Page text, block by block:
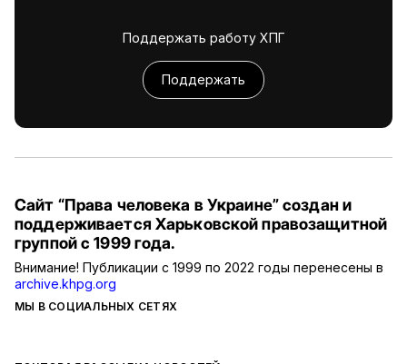
Поддержать работу ХПГ
Поддержать
МЫ В СОЦИАЛЬНЫХ СЕТЯХ
Сайт “Права человека в Украине” создан и
поддерживается Харьковской правозащитной
группой с 1999 года.
Внимание! Публикации с 1999 по 2022 годы перенесены в
archive.khpg.org